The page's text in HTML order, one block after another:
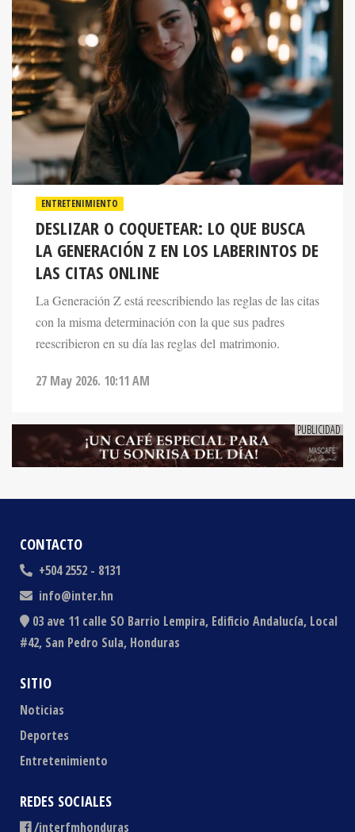
ENTRETENIMIENTO
DESLIZAR O COQUETEAR: LO QUE BUSCA
LA GENERACIÓN Z EN LOS LABERINTOS DE
LAS CITAS ONLINE
La Generación Z está reescribiendo las reglas de las citas
con la misma determinación con la que sus padres
reescribieron en su día las reglas del matrimonio.
CONTACTO
+504 2552 - 8131
info@inter.hn
03 ave 11 calle SO Barrio Lempira, Edificio Andalucía, Local
#42, San Pedro Sula, Honduras
SITIO
Noticias
Deportes
Entretenimiento
REDES SOCIALES
/interfmhonduras